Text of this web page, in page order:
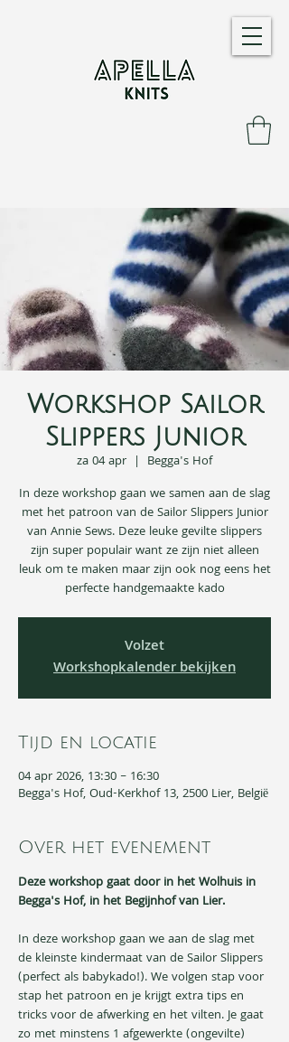
Workshop Sailor
Slippers Junior
za 04 apr
  |
Begga's Hof
In deze workshop gaan we samen aan de slag
met het patroon van de Sailor Slippers Junior
van Annie Sews. Deze leuke gevilte slippers
zijn super populair want ze zijn niet alleen
leuk om te maken maar zijn ook nog eens het
perfecte handgemaakte kado
Volzet
Workshopkalender bekijken
Tijd en locatie
04 apr 2026, 13:30 – 16:30
Begga's Hof, Oud-Kerkhof 13, 2500 Lier, België
Over het evenement
Deze workshop gaat door in het Wolhuis in
Begga's Hof, in het Begijnhof van Lier.
In deze workshop gaan we aan de slag met
de kleinste kindermaat van de Sailor Slippers
(perfect als babykado!). We volgen stap voor
stap het patroon en je krijgt extra tips en
tricks voor de afwerking en het vilten. Je gaat
zo met minstens 1 afgewerkte (ongevilte)